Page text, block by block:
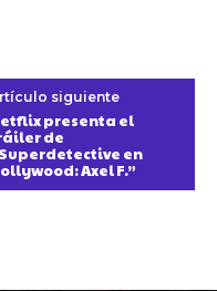
siguiente
presenta el
de
en
Axel F.”